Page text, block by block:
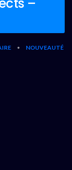
•
NOUVEAUTÉ